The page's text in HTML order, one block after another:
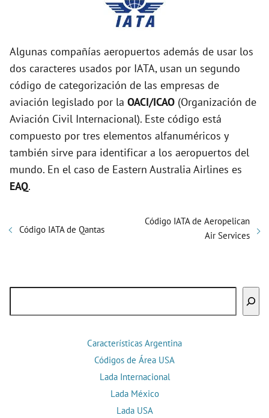
Algunas compañías aeropuertos además de usar los
dos caracteres usados por IATA, usan un segundo
código de categorización de las empresas de
aviación legislado por la OACI/ICAO (Organización de
Aviación Civil Internacional). Este código está
compuesto por tres elementos alfanuméricos y
también sirve para identificar a los aeropuertos del
mundo. En el caso de Eastern Australia Airlines es
EAQ.
Código IATA de Qantas
Código IATA de Aeropelican
Air Services
Características Argentina
Códigos de Área USA
Lada Internacional
Lada México
Lada USA